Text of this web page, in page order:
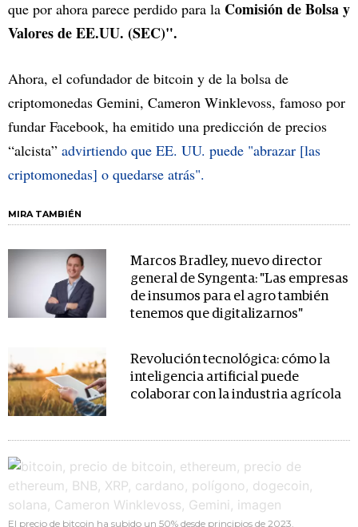
que por ahora parece perdido para la Comisión de Bolsa y
Valores de EE.UU. (SEC)".
Ahora, el cofundador de bitcoin y de la bolsa de
criptomonedas Gemini, Cameron Winklevoss, famoso por
fundar Facebook, ha emitido una predicción de precios
“alcista” advirtiendo que EE. UU. puede "abrazar [las
criptomonedas] o quedarse atrás".
MIRA TAMBIÉN
Marcos Bradley, nuevo director
general de Syngenta: "Las empresas
de insumos para el agro también
tenemos que digitalizarnos"
Revolución tecnológica: cómo la
inteligencia artificial puede
colaborar con la industria agrícola
El precio de bitcoin ha subido un 50% desde principios de 2023.